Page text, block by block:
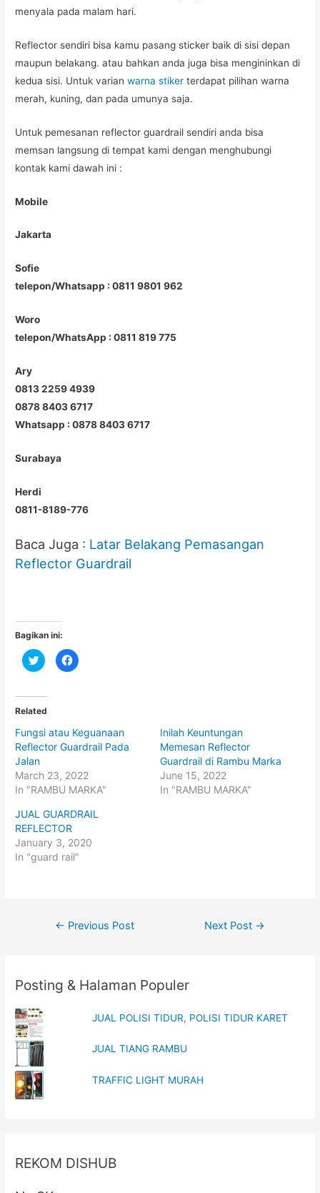
menyala pada malam hari.
Reflector sendiri bisa kamu pasang sticker baik di sisi depan
maupun belakang. atau bahkan anda juga bisa mengininkan di
kedua sisi. Untuk varianwarna stiker terdapat pilihan warna
merah, kuning, dan pada umunya saja.
Untuk pemesanan reflector guardrail sendiri anda bisa
memsan langsung di tempat kami dengan menghubungi
kontak kami dawah ini :
Mobile
Jakarta
Sofie
telepon/Whatsapp : 0811 9801 962
Woro
telepon/WhatsApp : 0811 819 775
Ary
0813 2259 4939
0878 8403 6717
Whatsapp : 0878 8403 6717
Surabaya
Herdi
0811-8189-776
Baca Juga : Latar Belakang Pemasangan
Reflector Guardrail
Bagikan ini:
C
l
t
o
s
h
a
r
e
n
T
w
i
t
e
r
(
O
p
e
)
C
l
h
a
r
e
n
F
a
c
b
o
k
(
O
p
e
w
w
)
Related
Fungsi atau Keguanaan
Reflector Guardrail Pada
Jalan
March 23, 2022
In "RAMBU MARKA"
Inilah Keuntungan
Memesan Reflector
Guardrail di Rambu Marka
June 15, 2022
In "RAMBU MARKA"
JUAL GUARDRAIL
REFLECTOR
January 3, 2020
In "guard rail"
Post
← Previous Post Next Post →
Posting & Halaman Populer
JUAL POLISI TIDUR, POLISI TIDUR KARET
JUAL TIANG RAMBU
TRAFFIC LIGHT MURAH
REKOM DISHUB